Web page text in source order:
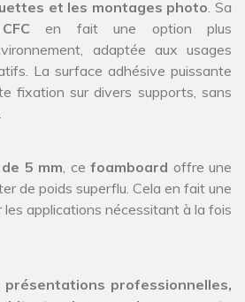
et les montages photo . Sa
en fait une option plus
adaptée aux usages
La surface adhésive puissante
fixation sur divers supports, sans
5 mm , cefoamboard offre une
de poids superflu. Cela en fait une
applications nécessitant à la fois
présentations professionnelles,